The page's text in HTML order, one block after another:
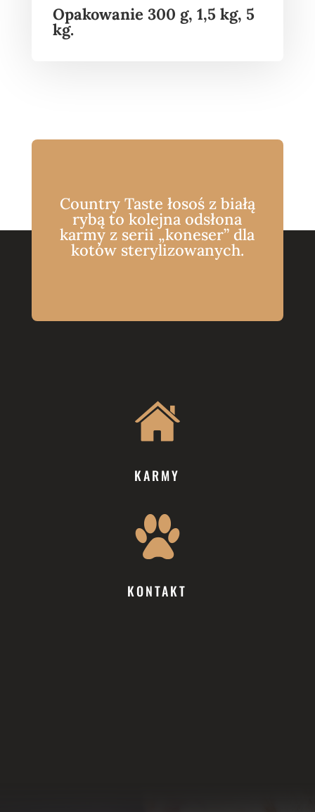
Opakowanie 300 g, 1,5 kg, 5
kg.
Country Taste łosoś z białą
rybą to kolejna odsłona
karmy z serii „koneser” dla
kotów sterylizowanych.
KARMY
KONTAKT